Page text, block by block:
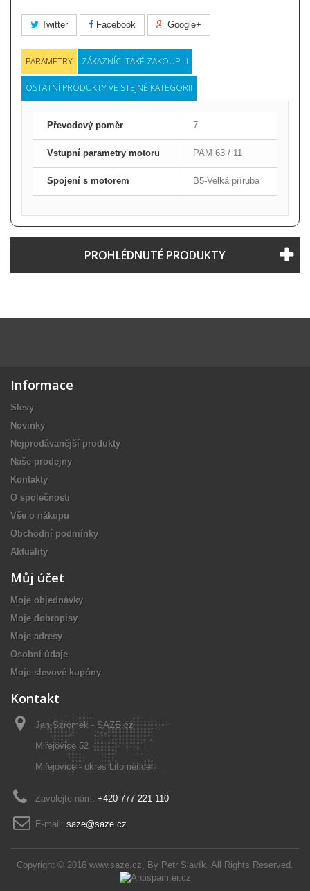
Twitter Facebook Google+
PARAMETRY ZÁKAZNÍCI TAKÉ ZAKOUPILI
OSTATNÍ PRODUKTY VE STEJNÉ KATEGORII
Převodový poměr 7
Vstupní parametry motoru PAM 63 / 11
Spojení s motorem B5-Velká příruba
PROHLÉDNUTÉ PRODUKTY
Informace
Slevy
Novinky
Nejprodávanější produkty
Naše prodejny
Kontakty
O společnosti
Vše o nákupu
Obchodní podmínky
Aktuality
Copyright © 2016 www.saze.cz, By Petr Slavík. All Rights Reserved.
Můj účet
Moje objednávky
Moje dobropisy
Moje adresy
Osobní údaje
Moje slevové kupóny
Kontakt
Jan Szromek - SAZE.cz
Miřejovice 52
Miřejovice - okres Litoměřice
Zavolejte nám: +420 777 221 110
E-mail: saze@saze.cz